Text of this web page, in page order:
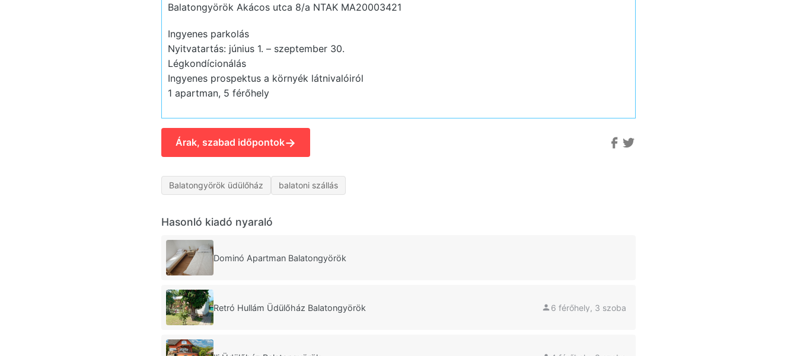
Balatongyörök Akácos utca 8/a NTAK MA20003421
Ingyenes parkolás
Nyitvatartás: június 1. – szeptember 30.
Légkondícionálás
Ingyenes prospektus a környék látnivalóiról
1 apartman, 5 férőhely
Árak, szabad időpontok→
Balatongyörök üdülőház balatoni szállás
Hasonló kiadó nyaraló
Dominó Apartman Balatongyörök
Retró Hullám Üdülőház Balatongyörök 6 férőhely, 3 szoba